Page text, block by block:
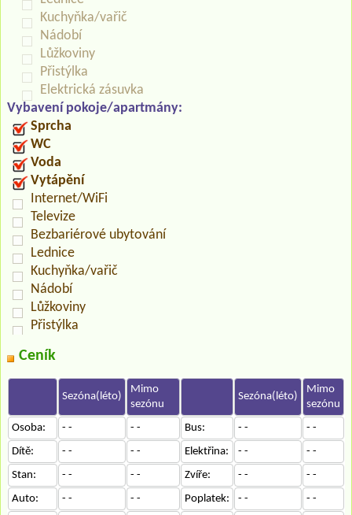
Kuchyňka/vařič
Nádobí
Lůžkoviny
Přistýlka
Elektrická zásuvka
Vybavení pokoje/apartmány:
Sprcha
WC
Voda
Vytápění
Internet/WiFi
Televize
Bezbariérové ubytování
Lednice
Kuchyňka/vařič
Nádobí
Lůžkoviny
Přistýlka
Ceník
Sezóna(léto)
Mimo
sezónu
Sezóna(léto)
Mimo
sezónu
Osoba:
- - - - Bus: - -
- -
Dítě:
- - - - Elektřina: - -
- -
Stan:
- - - - Zvíře: - -
- -
Auto:
- - - - Poplatek: - -
- -